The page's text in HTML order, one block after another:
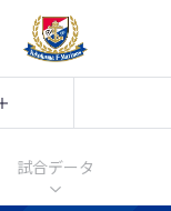
試合データ